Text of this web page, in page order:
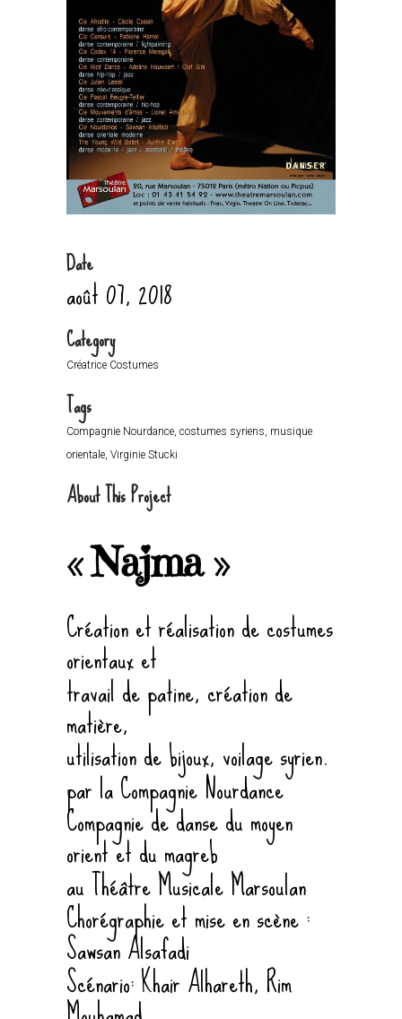
Date
août 07, 2018
Category
Créatrice Costumes
Tags
Compagnie Nourdance, costumes syriens, musique
orientale, Virginie Stucki
About This Project
« Najma »
Création et réalisation de costumes
orientaux et
travail de patine, création de
matière,
utilisation de bijoux, voilage syrien.
par la Compagnie Nourdance
Compagnie de danse du moyen
orient et du magreb
au Théâtre Musicale Marsoulan
Chorégraphie et mise en scène :
Sawsan Alsafadi
Scénario: Khair Alhareth, Rim